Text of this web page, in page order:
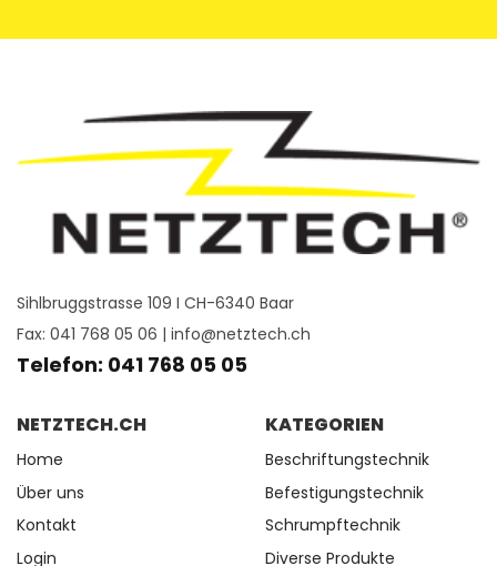
Sihlbruggstrasse 109 I CH-6340 Baar
Fax: 041 768 05 06 | info@netztech.ch
Telefon: 041 768 05 05
NETZTECH.CH
Home
Über uns
Kontakt
Login
KATEGORIEN
Beschriftungstechnik
Befestigungstechnik
Schrumpftechnik
Diverse Produkte